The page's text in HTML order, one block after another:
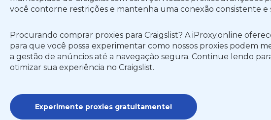
você contorne restrições e mantenha uma conexão consistente e
Procurando comprar proxies para Craigslist? A iProxy.online
para que você possa experimentar como nossos proxies podem
a gestão de anúncios até a navegação segura. Continue lendo
otimizar sua experiência no Craigslist.
Experimente proxies gratuitamente!